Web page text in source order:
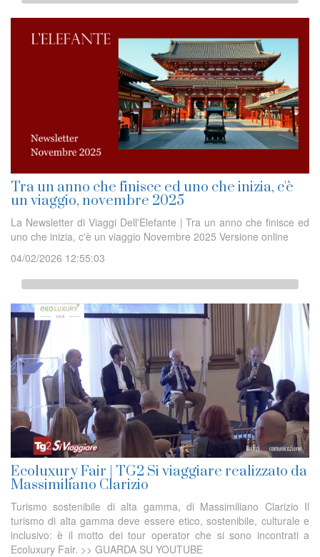
Tra un anno che finisce ed uno che inizia, c'è
un viaggio, novembre 2025
La Newsletter di Viaggi Dell'Elefante | Tra un anno che finisce ed
uno che inizia, c'è un viaggio Novembre 2025 Versione online
04/02/2026 12:55:03
Ecoluxury Fair | TG2 Si viaggiare realizzato da
Massimiliano Clarizio
Turismo sostenibile di alta gamma, di Massimiliano Clarizio Il
turismo di alta gamma deve essere etico, sostenibile, culturale e
inclusivo: è il motto dei tour operator che si sono incontrati a
Ecoluxury Fair. >> GUARDA SU YOUTUBE